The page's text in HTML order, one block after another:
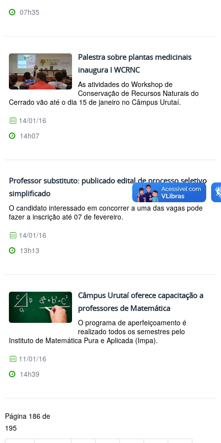
07h35
Palestra sobre plantas medicinais
inaugura I WCRNC
As atividades do Workshop de
Conservação de Recursos Naturais do
Cerrado vão até o dia 15 de janeiro no Câmpus Urutaí.
14/01/16
14h07
Professor substituto: publicado edital de processo seletivo
simplificado
O candidato interessado em concorrer a uma das vagas pode
fazer a inscrição até 07 de fevereiro.
14/01/16
13h13
Câmpus Urutaí oferece capacitação a
professores de Matemática
O programa de aperfeiçoamento é
realizado todos os semestres pelo
Instituto de Matemática Pura e Aplicada (Impa).
11/01/16
14h39
Página 186 de
195